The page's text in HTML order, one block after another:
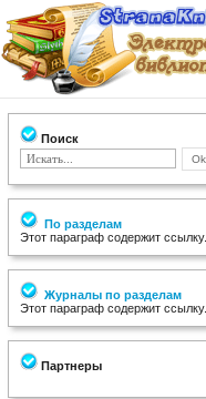
Поиск
По разделам
Этот параграф содержит ссылку.
Журналы по разделам
Этот параграф содержит ссылку.
Партнеры